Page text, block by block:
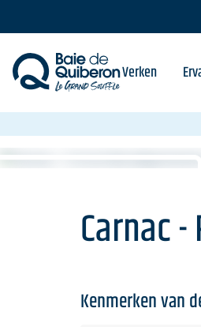
content
Verken
Carnac
Kenmerken van